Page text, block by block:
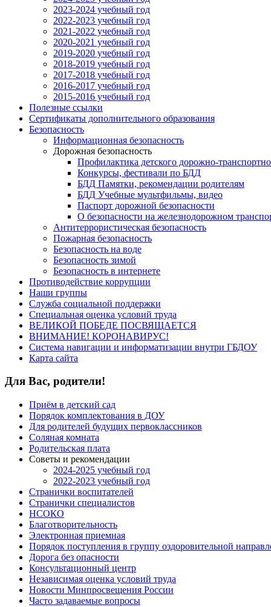
2023-2024 учебный год
2022-2023 учебный год
2021-2022 учебный год
2020-2021 учебный год
2019-2020 учебный год
2018-2019 учебный год
2017-2018 учебный год
2016-2017 учебный год
2015-2016 учебный год
Полезные ссылки
Сертификаты дополнительного образования
Безопасность
Информационная безопасность
Дорожная безопасность
Профилактика детского дорожно-
Конкурсы, фестивали по БДД
БДД Памятки, рекомендации родителям
БДД Учебные мультфильмы, видео
Паспорт дорожной безопасности
О безопасности на железнодорожном
Антитеррористическая безопасность
Пожарная безопасность
Безопасность на воде
Безопасность зимой
Безопасность в интернете
Противодействие коррупции
Наши группы
Служба социальной поддержки
Специальная оценка условий труда
ВЕЛИКОЙ ПОБЕДЕ ПОСВЯЩАЕТСЯ
ВНИМАНИЕ! КОРОНАВИРУС!
Система навигации и информатизации внутри ГБДОУ
Карта сайта
Для Вас, родители!
Приём в детский сад
Порядок комплектования в ДОУ
Для родителей будущих первоклассников
Соляная комната
Родительская плата
Советы и рекомендации
2024-2025 учебный год
2022-2023 учебный год
Странички воспитателей
Странички специалистов
НСОКО
Благотворительность
Электронная приемная
Порядок поступления в группу оздоровительной
Дорога без опасности
Консультационный центр
Независимая оценка условий труда
Новости Минпросвещения России
Часто задаваемые вопросы